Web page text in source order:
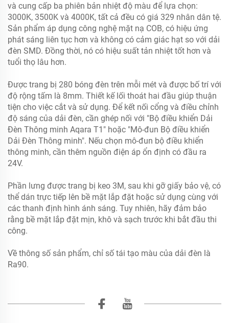
và cung cấp ba phiên bản nhiệt độ màu để lựa chọn:
3000K, 3500K và 4000K, tất cả đều có giá 329 nhân dân tệ.
Sản phẩm áp dụng công nghệ mặt nạ COB, có hiệu ứng
phát sáng liên tục hơn và không có cảm giác hạt so với dải
đèn SMD. Đồng thời, nó có hiệu suất tản nhiệt tốt hơn và
tuổi thọ lâu hơn.
Được trang bị 280 bóng đèn trên mỗi mét và được bố trí với
độ rộng tấm là 8mm. Thiết kế lối thoát hai đầu giúp thuận
tiện cho việc cắt và sử dụng. Để kết nối cổng và điều chỉnh
độ sáng của dải đèn, cần ghép nối với "Bộ điều khiển Dải
Đèn Thông minh Aqara T1" hoặc "Mô-đun Bộ điều khiển
Dải Đèn Thông minh". Nếu chọn mô-đun bộ điều khiển
thông minh, cần thêm nguồn điện áp ổn định có đầu ra
24V.
Phần lưng được trang bị keo 3M, sau khi gỡ giấy bảo vệ, có
thể dán trực tiếp lên bề mặt lắp đặt hoặc sử dụng cùng với
các thanh định hình ánh sáng. Tuy nhiên, hãy đảm bảo
rằng bề mặt lắp đặt mịn, khô và sạch trước khi bắt đầu thi
công.
Về thông số sản phẩm, chỉ số tái tạo màu của dải đèn là
Ra90.